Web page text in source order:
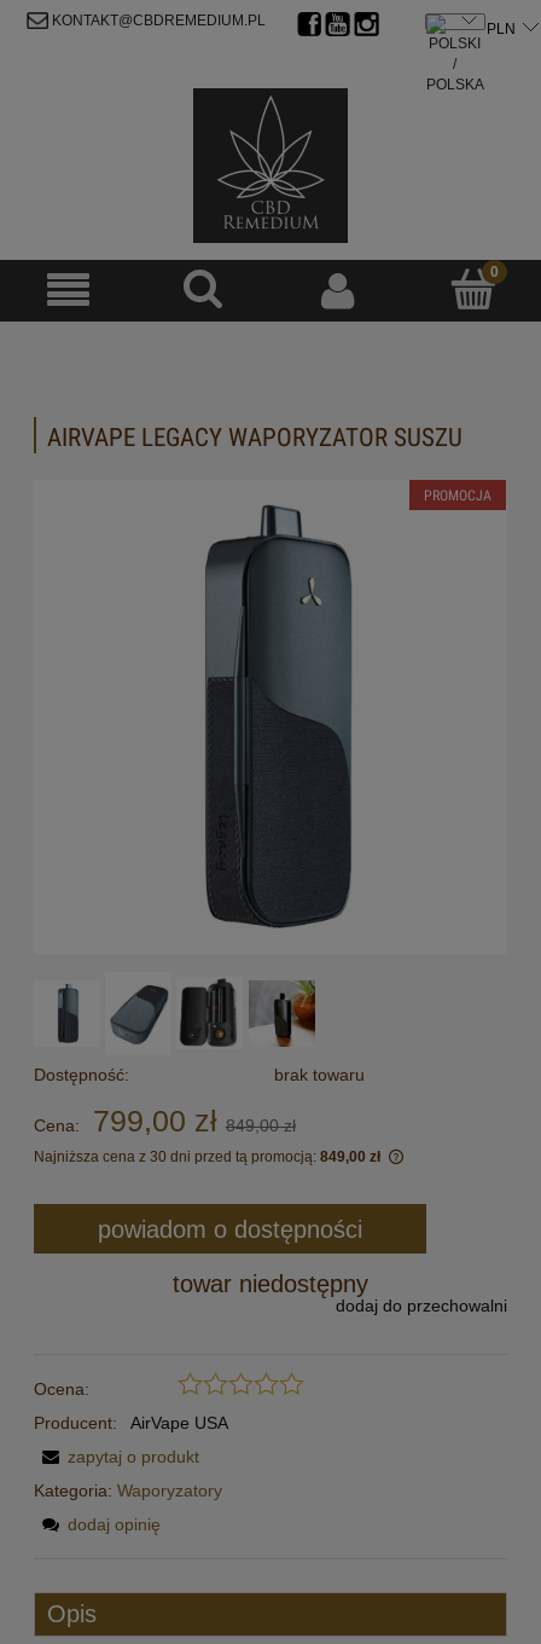
KONTAKT@CBDREMEDIUM.PL
AIRVAPE LEGACY WAPORYZATOR SUSZU
PROMOCJA
Dostępność: brak towaru
Cena: 799,00 zł 849,00 zł
Najniższa cena z 30 dni przed tą promocją: 849,00 zł
30 dni,
sprzedaży.
powiadom o dostępności
towar niedostępny
dodaj do przechowalni
Ocena:
Producent:
AirVape USA
zapytaj o produkt
Kategoria: Waporyzatory
dodaj opinię
Opis